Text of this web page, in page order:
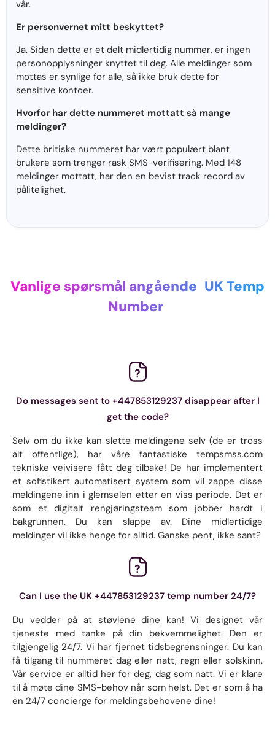
vår.
Er personvernet mitt beskyttet?
Ja. Siden dette er et delt midlertidig nummer, er ingen
personopplysninger knyttet til deg. Alle meldinger som
mottas er synlige for alle, så ikke bruk dette for
sensitive kontoer.
Hvorfor har dette nummeret mottatt så mange
meldinger?
Dette britiske nummeret har vært populært blant
brukere som trenger rask SMS-verifisering. Med 148
meldinger mottatt, har den en bevist track record av
pålitelighet.
Vanlige spørsmål angående UK Temp
Number
Do messages sent to +447853129237 disappear after I
get the code?
Selv om du ikke kan slette meldingene selv (de er tross
alt offentlige), har våre fantastiske tempsmss.com
tekniske veivisere fått deg tilbake! De har implementert
et sofistikert automatisert system som vil zappe disse
meldingene inn i glemselen etter en viss periode. Det er
som et digitalt rengjøringsteam som jobber hardt i
bakgrunnen. Du kan slappe av. Dine midlertidige
meldinger vil ikke henge for alltid. Ganske pent, ikke sant?
Can I use the UK +447853129237 temp number 24/7?
Du vedder på at støvlene dine kan! Vi designet vår
tjeneste med tanke på din bekvemmelighet. Den er
tilgjengelig 24/7. Vi har fjernet tidsbegrensninger. Du kan
få tilgang til nummeret dag eller natt, regn eller solskinn.
Vår service er alltid her for deg, dag som natt. Vi er klare
til å møte dine SMS-behov når som helst. Det er som å ha
en 24/7 concierge for meldingsbehovene dine!